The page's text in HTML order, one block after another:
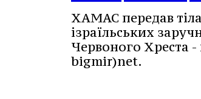
ХАМАС передав
ізраїльських
Червоного Хреста
bigmir)net.